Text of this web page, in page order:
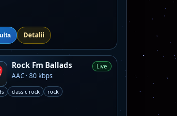
Detalii
Rock Fm Ballads
AAC · 80 kbps
Live
classic rock rock